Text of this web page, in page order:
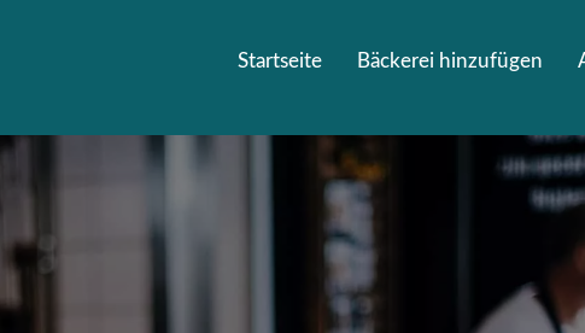
Startseite Bäckerei hinzufügen